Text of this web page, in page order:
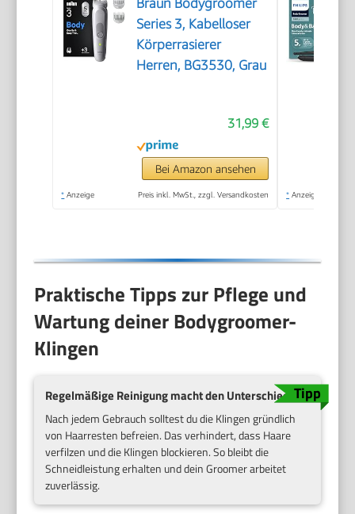
Series 3, Kabelloser
Körperrasierer
Herren, BG3530, Grau
31,99 €
Bei Amazon ansehen
* Anzeige Preis inkl. MwSt., zzgl. Versandkosten * Anzeige
Praktische Tipps zur Pflege und
Wartung deiner Bodygroomer-
Klingen
Regelmäßige Reinigung macht den Unterschied
Nach jedem Gebrauch solltest du die Klingen gründlich
von Haarresten befreien. Das verhindert, dass Haare
verfilzen und die Klingen blockieren. So bleibt die
Schneidleistung erhalten und dein Groomer arbeitet
zuverlässig.